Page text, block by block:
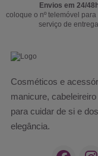
Envios em 24/
coloque o nº telemóvel
serviço de entrega.
Cosméticos e
manicure,
para cuidar de si e
elegância.